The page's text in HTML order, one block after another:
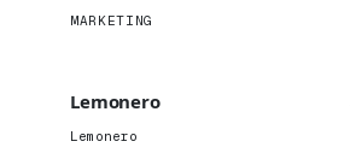
MARKETING
Lemonero
Lemonero